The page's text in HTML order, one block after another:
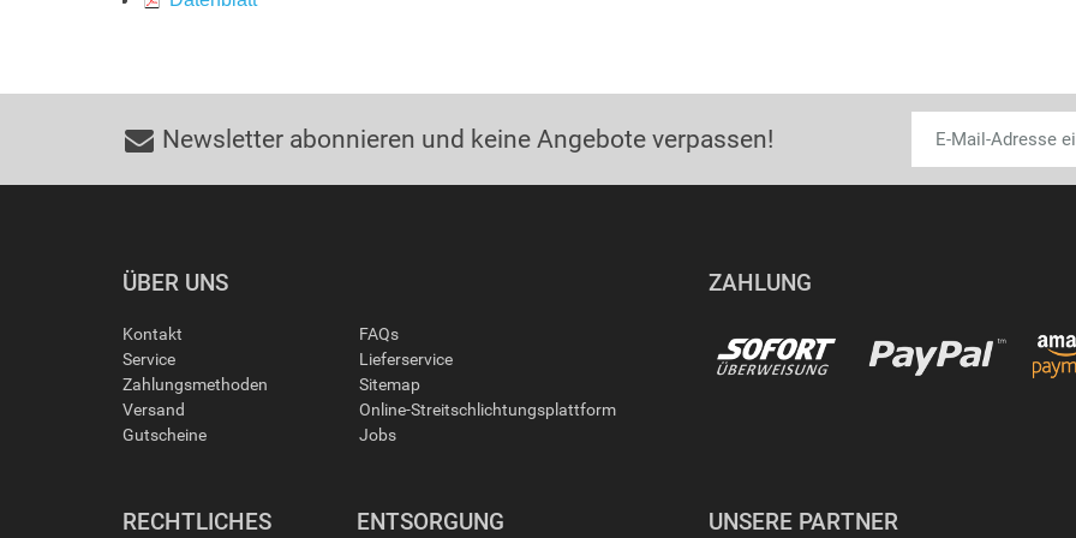
Newsletter abonnieren und keine Angebote verpassen!
ÜBER UNS
Kontakt
Service
Zahlungsmethoden
Versand
Gutscheine
FAQs
Lieferservice
Sitemap
Online-Streitschlichtungsplattform
Jobs
ZAHLUNG
RECHTLICHES ENTSORGUNG UNSERE PARTNER